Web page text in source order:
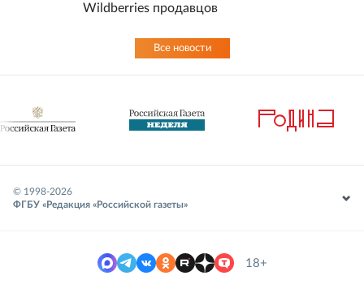
Wildberries продавцов
Все новости
© 1998-2026
ФГБУ «Редакция «Российской газеты»
18+